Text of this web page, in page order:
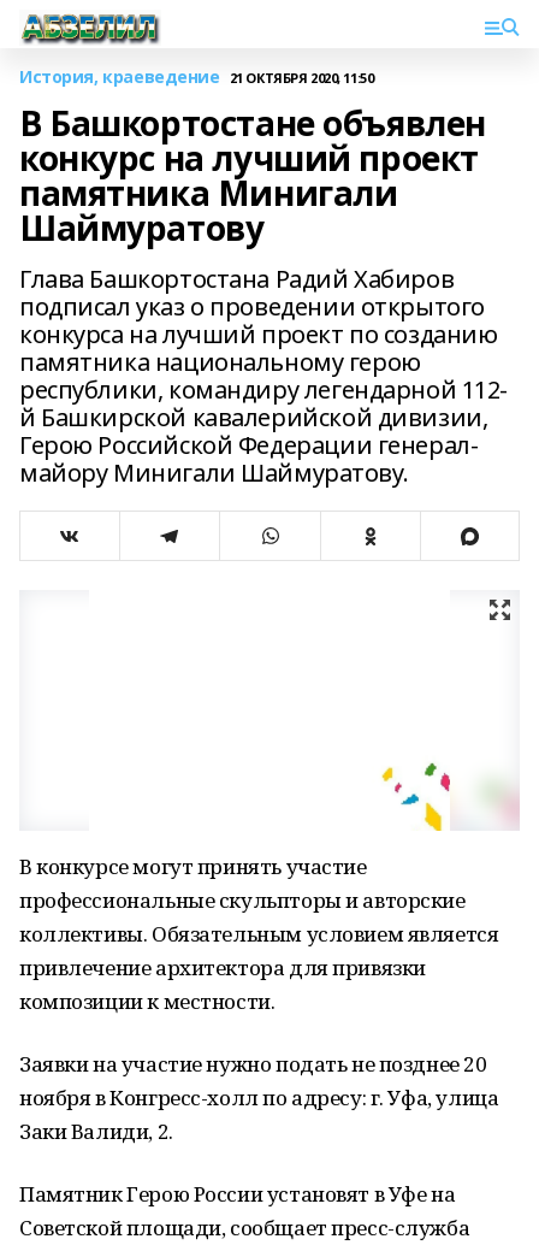
История, краеведение 21 ОКТЯБРЯ 2020, 11:50
В Башкортостане объявлен
конкурс на лучший проект
памятника Минигали
Шаймуратову
Глава Башкортостана Радий Хабиров
подписал указ о проведении открытого
конкурса на лучший проект по созданию
памятника национальному герою
республики, командиру легендарной 112-
й Башкирской кавалерийской дивизии,
Герою Российской Федерации генерал-
майору Минигали Шаймуратову.
В конкурсе могут принять участие
профессиональные скульпторы и авторские
коллективы. Обязательным условием является
привлечение архитектора для привязки
композиции к местности.
Заявки на участие нужно подать не позднее 20
ноября в Конгресс-холл по адресу: г. Уфа, улица
Заки Валиди, 2.
Памятник Герою России установят в Уфе на
Советской площади, сообщает пресс-служба